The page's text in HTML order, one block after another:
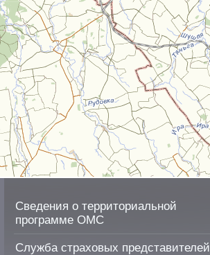
Сведения о территориальной
программе ОМС
Служба страховых представителей